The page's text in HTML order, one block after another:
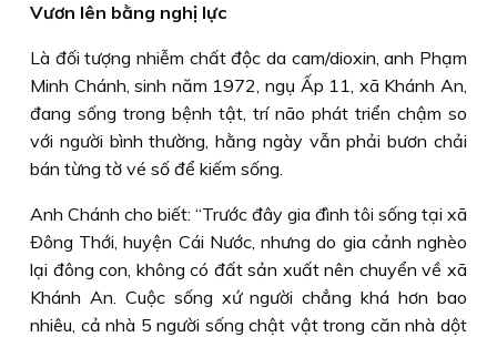
Vươn lên bằng nghị lực
Là đối tượng nhiễm chất độc da cam/dioxin, anh Phạm
Minh Chánh, sinh năm 1972, ngụ Ấp 11, xã Khánh An,
đang sống trong bệnh tật, trí não phát triển chậm so
với người bình thường, hằng ngày vẫn phải bươn chải
bán từng tờ vé số để kiếm sống.
Anh Chánh cho biết: “Trước đây gia đình tôi sống tại xã
Ðông Thới, huyện Cái Nước, nhưng do gia cảnh nghèo
lại đông con, không có đất sản xuất nên chuyển về xã
Khánh An. Cuộc sống xứ người chẳng khá hơn bao
nhiêu, cả nhà 5 người sống chật vật trong căn nhà dột